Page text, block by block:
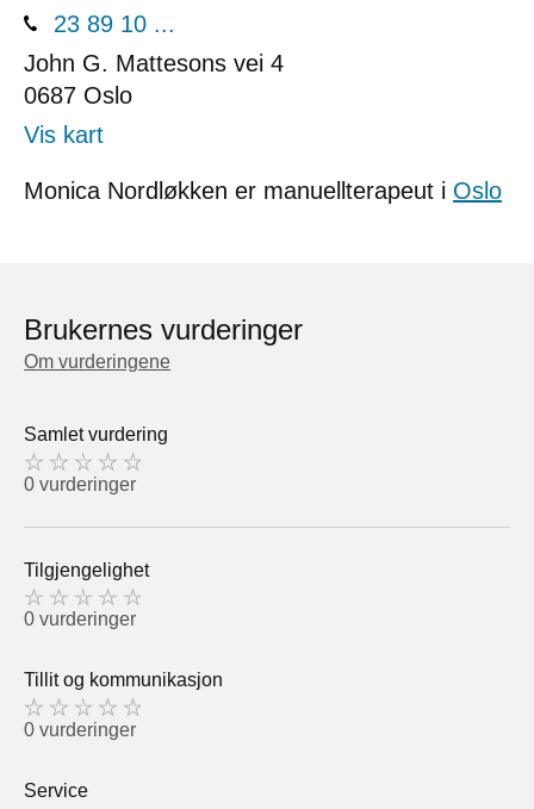
23 89 10 ...
John G. Mattesons vei 4
0687 Oslo
Vis kart
Monica Nordløkken er manuellterapeut i Oslo
Brukernes vurderinger
Om vurderingene
Samlet vurdering
0 vurderinger
Tilgjengelighet
0 vurderinger
Tillit og kommunikasjon
0 vurderinger
Service